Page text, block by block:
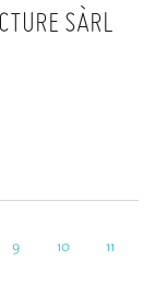
SÀRL
Page
9 Page
10 Page
11